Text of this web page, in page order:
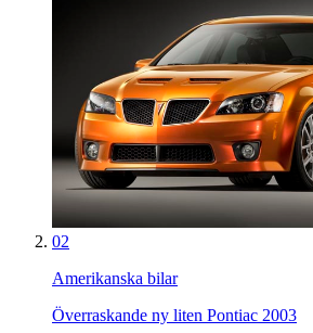
02
Amerikanska bilar
Överraskande ny liten Pontiac 2003